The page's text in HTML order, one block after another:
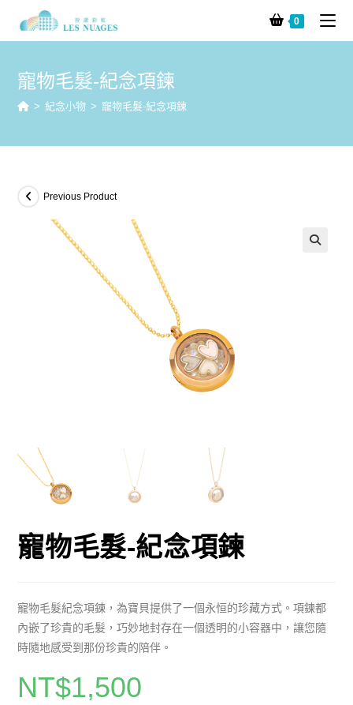
0
寵物毛髮-紀念項鍊
> 紀念小物 > 寵物毛髮-紀念項鍊
Previous Product
寵物毛髮-紀念項鍊
寵物毛髮紀念項鍊，為寶貝提供了一個永恒的珍藏方式。項鍊都
內嵌了珍貴的毛髮，巧妙地封存在一個透明的小容器中，讓您隨
時隨地感受到那份珍貴的陪伴。
NT$1,500